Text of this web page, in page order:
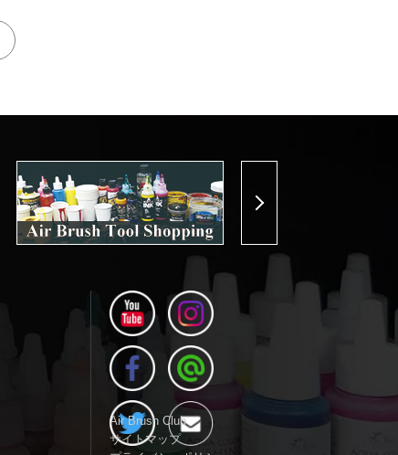
Air Brush Club
サイトマップ